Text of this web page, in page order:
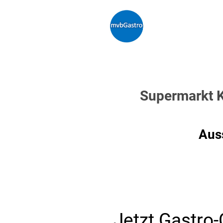
Supermarkt